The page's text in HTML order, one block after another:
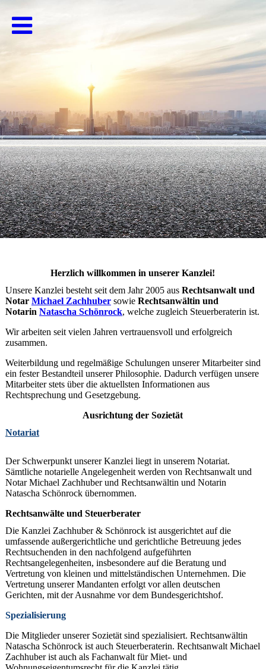
Herzlich willkommen in unserer Kanzlei!
Unsere Kanzlei besteht seit dem Jahr 2005 aus Rechtsanwalt und
Notar Michael Zachhubersowie Rechtsanwältin und
Notarin Natascha Schönrock, welche zugleich Steuerberaterin ist.
Wir arbeiten seit vielen Jahren vertrauensvoll und erfolgreich
zusammen.
Weiterbildung und regelmäßige Schulungen unserer Mitarbeiter sind
ein fester Bestandteil unserer Philosophie. Dadurch verfügen unsere
Mitarbeiter stets über die aktuellsten Informationen aus
Rechtsprechung und Gesetzgebung.
Ausrichtung der Sozietät
Notariat
Der Schwerpunkt unserer Kanzlei liegt in unserem Notariat.
Sämtliche notarielle Angelegenheit werden von Rechtsanwalt und
Notar Michael Zachhuber und Rechtsanwältin und Notarin
Natascha Schönrock übernommen.
Rechtsanwälte und Steuerberater
Die Kanzlei Zachhuber & Schönrock ist ausgerichtet auf die
umfassende außergerichtliche und gerichtliche Betreuung jedes
Rechtsuchenden in den nachfolgend aufgeführten
Rechtsangelegenheiten, insbesondere auf die Beratung und
Vertretung von kleinen und mittelständischen Unternehmen. Die
Vertretung unserer Mandanten erfolgt vor allen deutschen
Gerichten, mit der Ausnahme vor dem Bundesgerichtshof.
Spezialisierung
Die Mitglieder unserer Sozietät sind spezialisiert. Rechtsanwältin
Natascha Schönrock ist auch Steuerberaterin. Rechtsanwalt Michael
Zachhuber ist auch als Fachanwalt für Miet- und